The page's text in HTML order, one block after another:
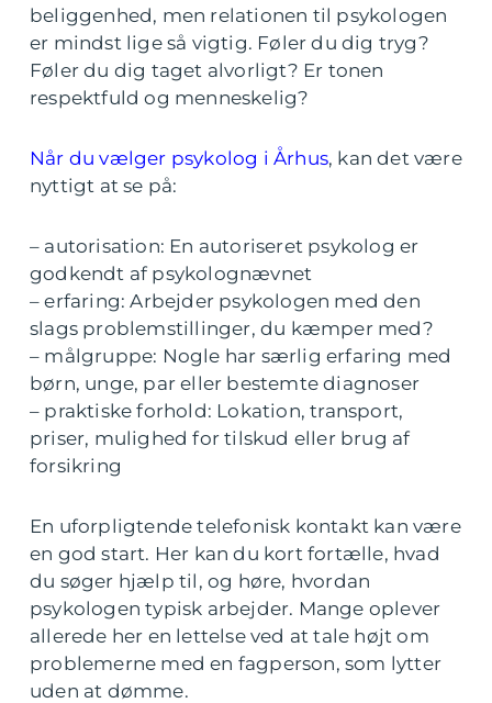
beliggenhed, men relationen til psykologen
er mindst lige så vigtig. Føler du dig tryg?
Føler du dig taget alvorligt? Er tonen
respektfuld og menneskelig?
Når du vælger psykolog i Århus, kan det være
nyttigt at se på:
– autorisation: En autoriseret psykolog er
godkendt af psykolognævnet
– erfaring: Arbejder psykologen med den
slags problemstillinger, du kæmper med?
– målgruppe: Nogle har særlig erfaring med
børn, unge, par eller bestemte diagnoser
– praktiske forhold: Lokation, transport,
priser, mulighed for tilskud eller brug af
forsikring
En uforpligtende telefonisk kontakt kan være
en god start. Her kan du kort fortælle, hvad
du søger hjælp til, og høre, hvordan
psykologen typisk arbejder. Mange oplever
allerede her en lettelse ved at tale højt om
problemerne med en fagperson, som lytter
uden at dømme.